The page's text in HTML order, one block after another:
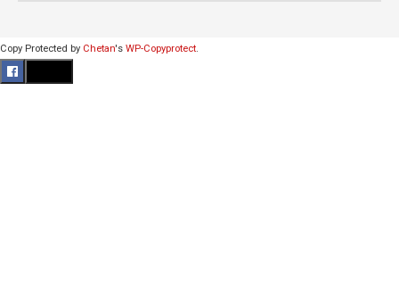
Copy Protected by Chetan's WP-Copyprotect.